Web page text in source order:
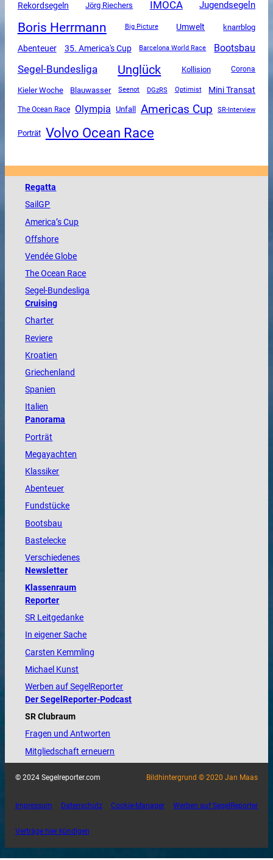
Rekordsegeln Jörg Riechers IMOCA Jugendsegeln
Boris Herrmann Big Picture Umwelt knarrblog
Abenteuer 35. America's Cup Barcelona World Race Bootsbau
Segel-Bundesliga Unglück Kollision Corona
Kieler Woche Blauwasser Seenot DGzRS Optimist Mini Transat
The Ocean Race Olympia Unfall Americas Cup SR-Interview
Porträt Volvo Ocean Race
Regatta
SailGP
America’s Cup
Offshore
VendéeGlobe
TheOcean Race
Segel-Bundesliga
Cruising
Charter
Reviere
Kroatien
Griechenland
Spanien
Italien
Panorama
Porträt
Megayachten
Klassiker
Abenteuer
Fundstücke
Bootsbau
Bastelecke
Verschiedenes
Newsletter
Klassenraum
Reporter
SR Leitgedanke
In eigener Sache
Carsten Kemmling
Michael Kunst
Werben auf SegelReporter
Der SegelReporter-Podcast
SR Clubraum
Fragen und Antworten
Mitgliedschaft erneuern
© 2024 Segelreporter.com Bildhintergrund © 2020 Jan Maas
Impressum Datenschutz Cookie-Manager Werben auf SegelReporter
Verträge hier kündigen